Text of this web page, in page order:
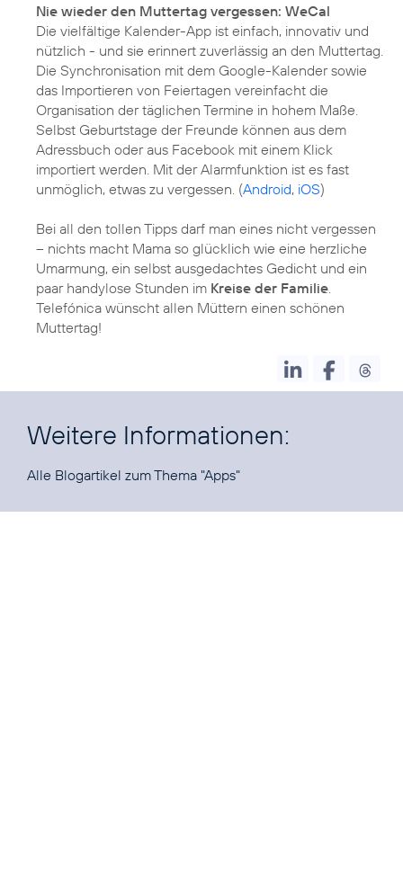
Nie wieder den Muttertag vergessen: WeCal
Die vielfältige Kalender-App ist einfach, innovativ und
nützlich - und sie erinnert zuverlässig an den Muttertag.
Die Synchronisation mit dem Google-Kalender sowie
das Importieren von Feiertagen vereinfacht die
Organisation der täglichen Termine in hohem Maße.
Selbst Geburtstage der Freunde können aus dem
Adressbuch oder aus Facebook mit einem Klick
importiert werden. Mit der Alarmfunktion ist es fast
unmöglich, etwas zu vergessen. (Android, iOS)
Bei all den tollen Tipps darf man eines nicht vergessen
– nichts macht Mama so glücklich wie eine herzliche
Umarmung, ein selbst ausgedachtes Gedicht und ein
paar handylose Stunden im Kreise der Familie
Telefónica wünscht allen Müttern einen schönen
Muttertag!
Weitere Informationen:
Alle Blogartikel zum Thema "Apps"